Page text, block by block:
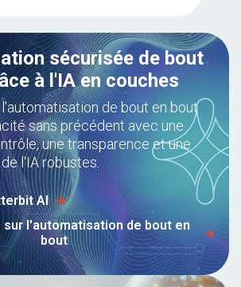
sécurisée de bout
à l'IA en couches
de bout en bout
sans précédent avec une
une transparence et une
l'IA robustes.
AI
sur l'automatisation de bout en
bout